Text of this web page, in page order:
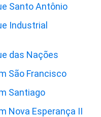
Santo Antônio
Industrial
das Nações
São Francisco
Santiago
Nova Esperança II